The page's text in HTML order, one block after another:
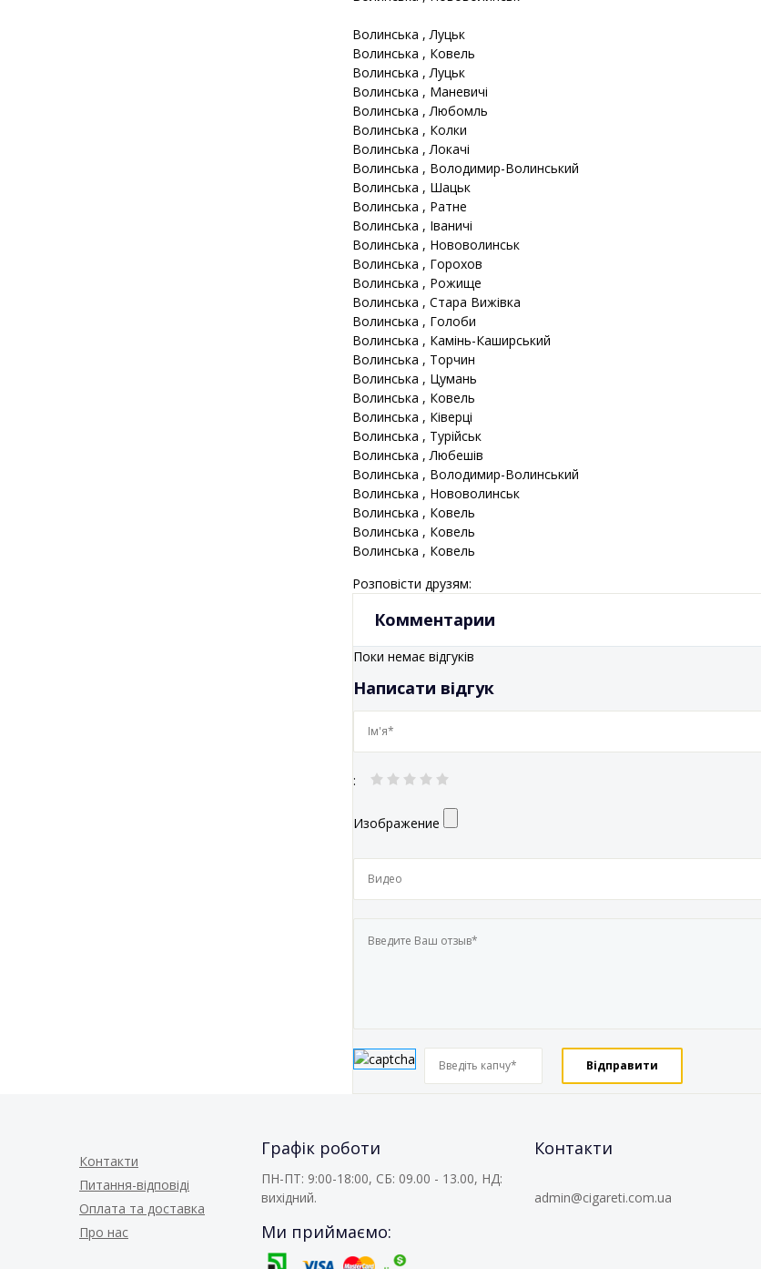
Волинська , Луцьк
Волинська , Ковель
Волинська , Луцьк
Волинська , Маневичі
Волинська , Любомль
Волинська , Колки
Волинська , Локачі
Волинська , Володимир-Волинський
Волинська , Шацьк
Волинська , Ратне
Волинська , Іваничі
Волинська , Нововолинськ
Волинська , Горохов
Волинська , Рожище
Волинська , Стара Вижівка
Волинська , Голоби
Волинська , Камінь-Каширський
Волинська , Торчин
Волинська , Цумань
Волинська , Ковель
Волинська , Ківерці
Волинська , Турійськ
Волинська , Любешів
Волинська , Володимир-Волинський
Волинська , Нововолинськ
Волинська , Ковель
Волинська , Ковель
Волинська , Ковель
Розповісти друзям:
Комментарии
Поки немає відгуків
Написати відгук
:
Изображение
Контакти
Питання-відповіді
Оплата та доставка
Про нас
Графік роботи
ПН-ПТ: 9:00-18:00, СБ: 09.00 - 13.00, НД:
вихідний.
Ми приймаємо:
Контакти
admin@cigareti.com.ua